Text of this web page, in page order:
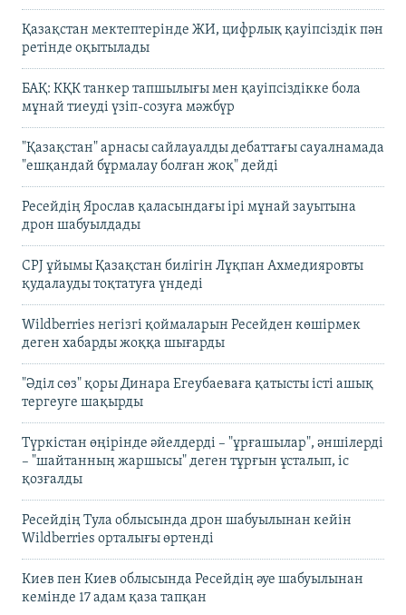
Қазақстан мектептерінде ЖИ, цифрлық қауіпсіздік пән
ретінде оқытылады
БАҚ: КҚК танкер тапшылығы мен қауіпсіздікке бола
мұнай тиеуді үзіп-созуға мәжбүр
"Қазақстан" арнасы сайлауалды дебаттағы сауалнамада
"ешқандай бұрмалау болған жоқ" дейді
Ресейдің Ярослав қаласындағы ірі мұнай зауытына
дрон шабуылдады
CPJ ұйымы Қазақстан билігін Лұқпан Ахмедияровты
қудалауды тоқтатуға үндеді
Wildberries негізгі қоймаларын Ресейден көшірмек
деген хабарды жоққа шығарды
"Әділ сөз" қоры Динара Егеубаеваға қатысты істі ашық
тергеуге шақырды
Түркістан өңірінде әйелдерді – "ұрғашылар", әншілерді
– "шайтанның жаршысы" деген тұрғын ұсталып, іс
қозғалды
Ресейдің Тула облысында дрон шабуылынан кейін
Wildberries орталығы өртенді
Киев пен Киев облысында Ресейдің әуе шабуылынан
кемінде 17 адам қаза тапқан